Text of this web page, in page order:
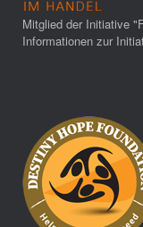
Mitglied der Initiative
Informationen zur